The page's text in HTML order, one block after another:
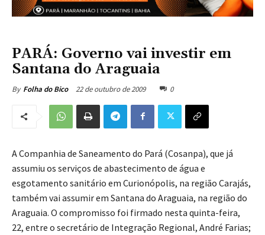
PARÁ: Governo vai investir em
Santana do Araguaia
By Folha do Bico 22 de outubro de 2009 0
A Companhia de Saneamento do Pará (Cosanpa), que já
assumiu os serviços de abastecimento de água e
esgotamento sanitário em Curionópolis, na região Carajás,
também vai assumir em Santana do Araguaia, na região do
Araguaia. O compromisso foi firmado nesta quinta-feira,
22, entre o secretário de Integração Regional, André Farias;